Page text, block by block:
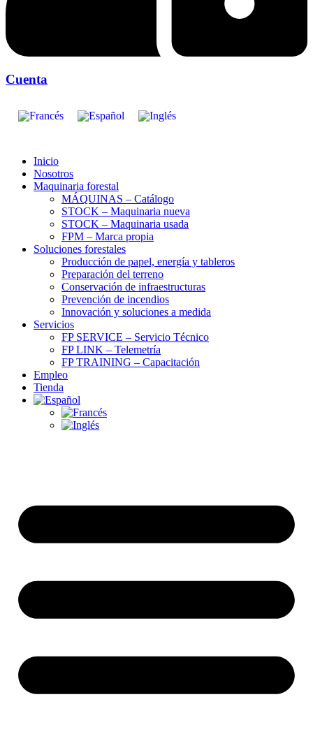
Cuenta
Inicio
Nosotros
Maquinaria forestal
MÁQUINAS – Catálogo
STOCK – Maquinaria nueva
STOCK – Maquinaria usada
FPM – Marca propia
Soluciones forestales
Producción de papel, energía y tableros
Preparación del terreno
Conservación de infraestructuras
Prevención de incendios
Innovación y soluciones a medida
Servicios
FP SERVICE – Servicio Técnico
FP LINK – Telemetría
FP TRAINING – Capacitación
Empleo
Tienda